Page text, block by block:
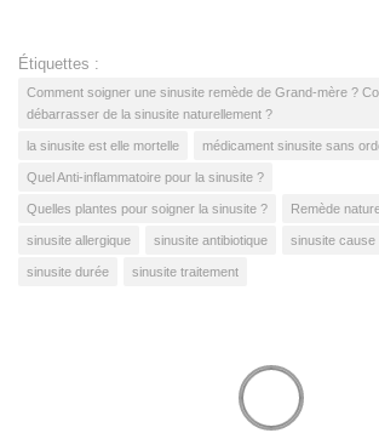
Étiquettes :
Comment soigner une sinusite remède de Grand-mère ?
débarrasser de la sinusite naturellement ?
la sinusite est elle mortelle médicament sinusite sans
Quel Anti-inflammatoire pour la sinusite ?
Quelles plantes pour soigner la sinusite ? Remède
sinusite allergique sinusite antibiotique sinusite cause
sinusite durée sinusite traitement